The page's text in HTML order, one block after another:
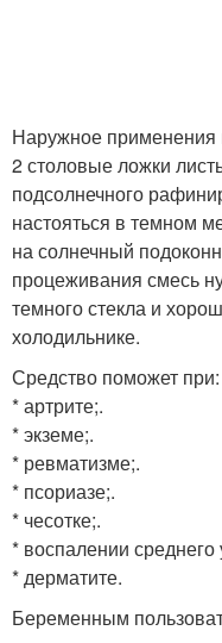
Наружное применения
2 столовые ложки
подсолнечного
настояться в темном
на солнечный
процеживания смесь
темного стекла и
холодильнике.
Средство поможет при:
* артрите;.
* экземе;.
* ревматизме;.
* псориазе;.
* чесотке;.
* воспалении среднего
* дерматите.
Беременным